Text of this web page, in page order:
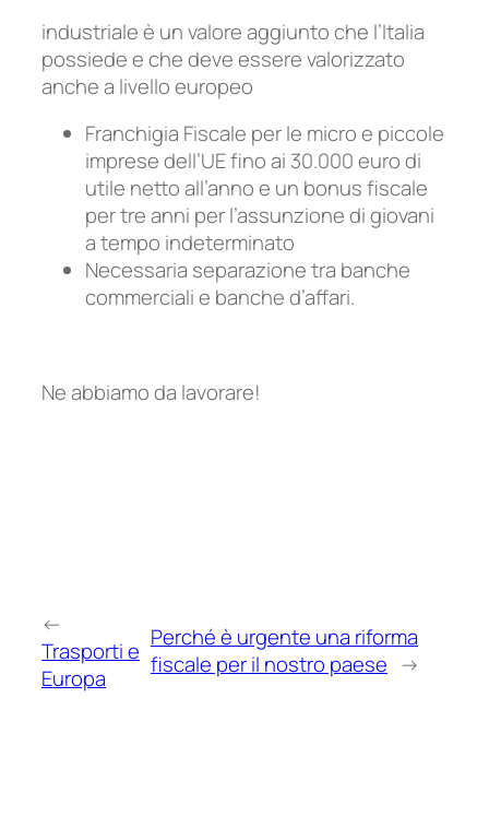
industriale è un valore aggiunto che l’Italia
possiede e che deve essere valorizzato
anche a livello europeo
Franchigia Fiscale per le micro e piccole
imprese dell’UE fino ai 30.000 euro di
utile netto all’anno e un bonus fiscale
per tre anni per l’assunzione di giovani
a tempo indeterminato
Necessaria separazione tra banche
commerciali e banche d’affari.
Ne abbiamo da lavorare!
←
Trasporti e
Europa
Perché è urgente una riforma
fiscale per il nostro paese →